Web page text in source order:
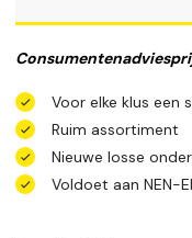
Voor elke klus een
Ruim assortiment
Nieuwe losse
Voldoet aan NEN-